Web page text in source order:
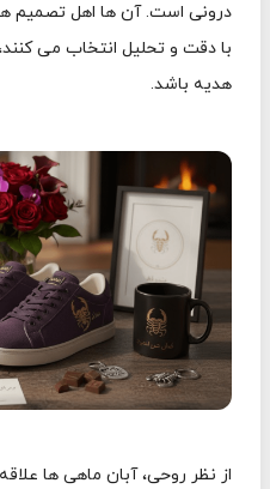
درونی است. آن ها اهل تصمیم
با دقت و تحلیل انتخاب می
هدیه باشد.
از نظر روحی، آبان ماهی ها